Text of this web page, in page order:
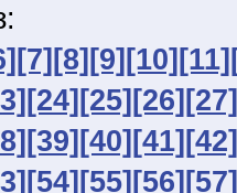
[7] [8] [9] [10] [11]
[24] [25] [26] [27]
[39] [40] [41] [42]
[54] [55] [56] [57]